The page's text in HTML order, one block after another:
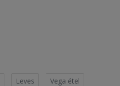
Leves Vega étel